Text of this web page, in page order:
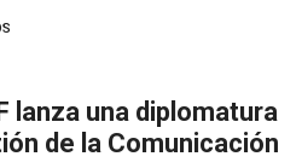
lanza una diplomatura
de la Comunicación